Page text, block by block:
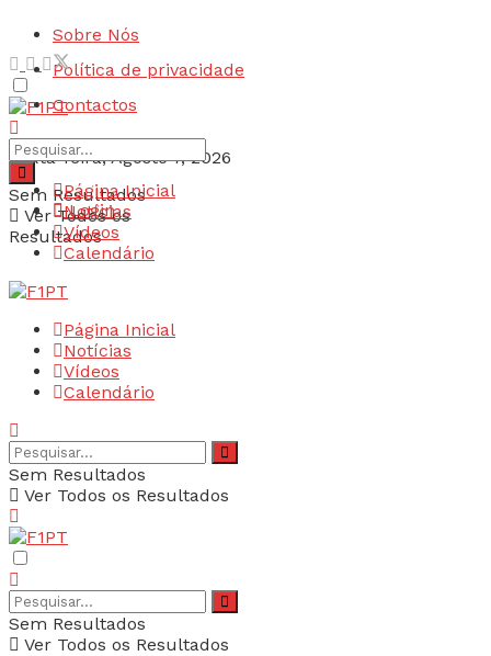
Sobre Nós
Política de privacidade
Contactos
Sexta-feira, Agosto 7, 2026
Login
Sem Resultados
Ver Todos os
Resultados
Página Inicial
Notícias
Vídeos
Calendário
Página Inicial
Notícias
Vídeos
Calendário
Sem Resultados
Ver Todos os Resultados
Sem Resultados
Ver Todos os Resultados